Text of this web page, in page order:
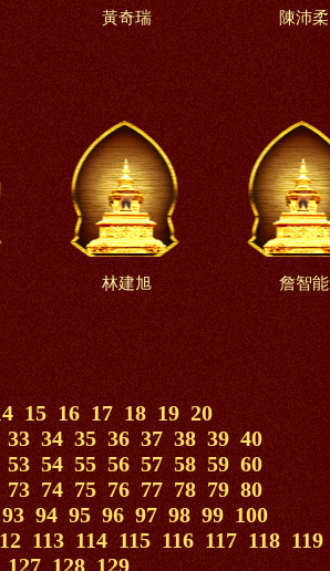
黃奇瑞 陳沛柔
林建旭 詹智能
15 16 17 18 19 20
33 34 35 36 37 38 39 40
53 54 55 56 57 58 59 60
73 74 75 76 77 78 79 80
93 94 95 96 97 98 99 100
113 114 115 116 117 118 119
127 128 129